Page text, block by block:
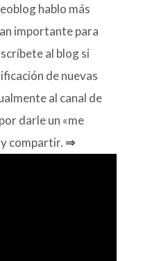
hablo más
importante para
al blog si
de nuevas
al canal de
darle un «me
compartir. ⇒